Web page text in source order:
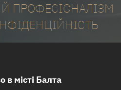
ПРОФЕСІОНАЛІЗМ
в місті Балта